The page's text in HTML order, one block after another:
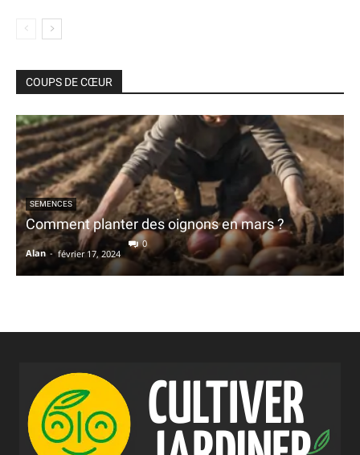
COUPS DE CŒUR
SEMENCES
Comment planter des oignons en mars ?
Alan - février 17, 2024
0